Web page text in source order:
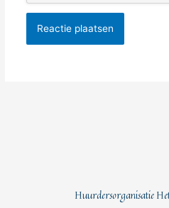
Huurdersorganisatie